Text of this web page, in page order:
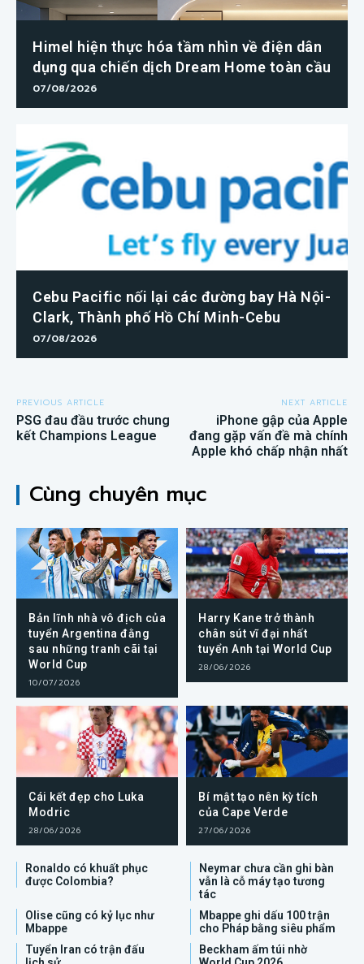
Himel hiện thực hóa tầm nhìn về điện dân
dụng qua chiến dịch Dream Home toàn cầu
07/08/2026
Cebu Pacific nối lại các đường bay Hà Nội-
Clark, Thành phố Hồ Chí Minh-Cebu
07/08/2026
PREVIOUS ARTICLE
PSG đau đầu trước chung
kết Champions League
NEXT ARTICLE
iPhone gập của Apple
đang gặp vấn đề mà chính
Apple khó chấp nhận nhất
Cùng chuyên mục
Bản lĩnh nhà vô địch của
tuyển Argentina đằng
sau những tranh cãi tại
World Cup
10/07/2026
Harry Kane trở thành
chân sút vĩ đại nhất
tuyển Anh tại World Cup
28/06/2026
Cái kết đẹp cho Luka
Modric
28/06/2026
Bí mật tạo nên kỳ tích
của Cape Verde
27/06/2026
Ronaldo có khuất phục
được Colombia?
Neymar chưa cần ghi bàn
vẫn là cỗ máy tạo tương
tác
Olise cũng có kỷ lục như
Mbappe
Mbappe ghi dấu 100 trận
cho Pháp bằng siêu phẩm
Tuyển Iran có trận đấu
Beckham ấm túi nhờ